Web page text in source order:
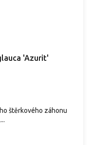
'Azurit'
štěrkového záhonu